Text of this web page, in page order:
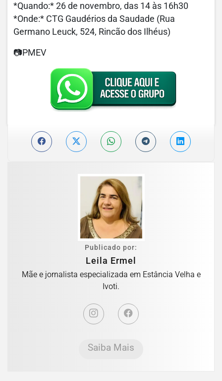
*Quando:* 26 de novembro, das 14 às 16h30
*Onde:* CTG Gaudérios da Saudade (Rua
Germano Leuck, 524, Rincão dos Ilhéus)
📷PMEV
Publicado por:
Leila Ermel
Mãe e jornalista especializada em Estância Velha e
Ivoti.
Saiba Mais